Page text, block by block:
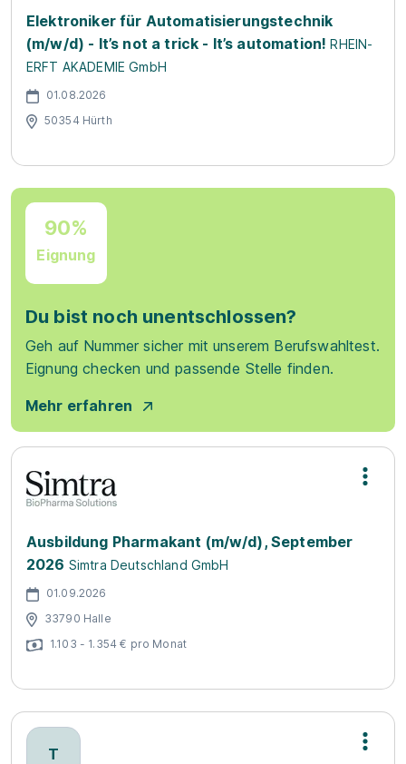
Elektroniker für Automatisierungstechnik
(m/w/d) - It’s not a trick - It’s automation! RHEIN-
ERFT AKADEMIE GmbH
01.08.2026
50354 Hürth
90%
Eignung
Du bist noch unentschlossen?
Geh auf Nummer sicher mit unserem Berufswahltest.
Eignung checken und passende Stelle finden.
Mehr erfahren
Ausbildung Pharmakant (m/w/d), September
2026 Simtra Deutschland GmbH
01.09.2026
33790 Halle
1.103 - 1.354 € pro Monat
T